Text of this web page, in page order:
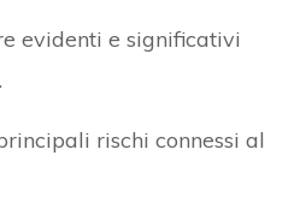
evidenti e significativi
rischi connessi al